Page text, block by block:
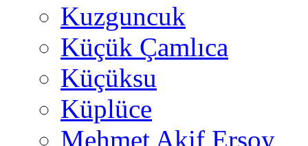
Kuzguncuk
Küçük Çamlıca
Küçüksu
Küplüce
Mehmet Akif Ersoy